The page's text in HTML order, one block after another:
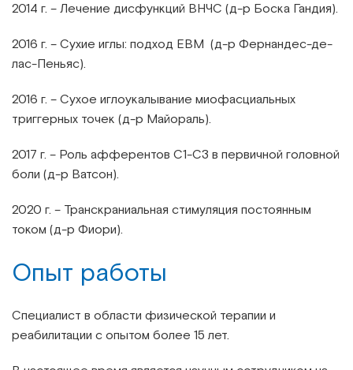
2014 г. – Лечение дисфункций ВНЧС (д-р Боска Гандия).
2016 г. – Сухие иглы: подход EBM (д-р Фернандес-де-
лас-Пеньяс).
2016 г. – Сухое иглоукалывание миофасциальных
триггерных точек (д-р Майораль).
2017 г. – Роль афферентов С1-С3 в первичной головной
боли (д-р Ватсон).
2020 г. – Транскраниальная стимуляция постоянным
током (д-р Фиори).
Опыт работы
Специалист в области физической терапии и
реабилитации с опытом более 15 лет.